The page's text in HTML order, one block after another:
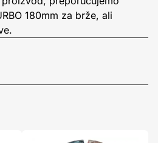
180mm za brže, ali